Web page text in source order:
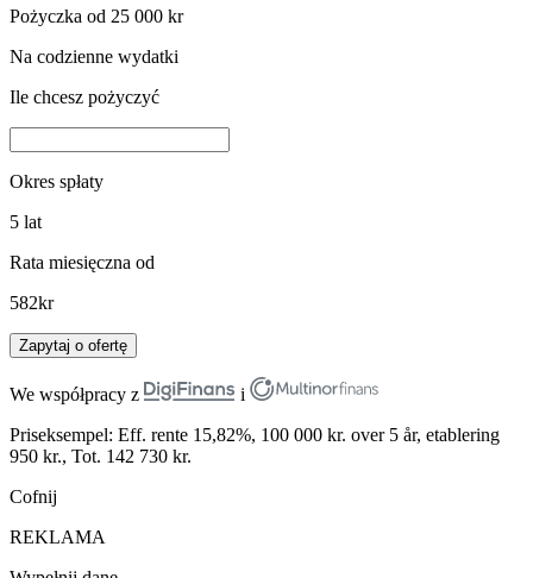
Pożyczka od 25 000 kr
Na codzienne wydatki
Ile chcesz pożyczyć
Okres spłaty
5 lat
Rata miesięczna od
582kr
Zapytaj o ofertę
We współpracy z
i
Priseksempel: Eff. rente 15,82%, 100 000 kr. over 5 år, etablering
950 kr., Tot. 142 730 kr.
Cofnij
REKLAMA